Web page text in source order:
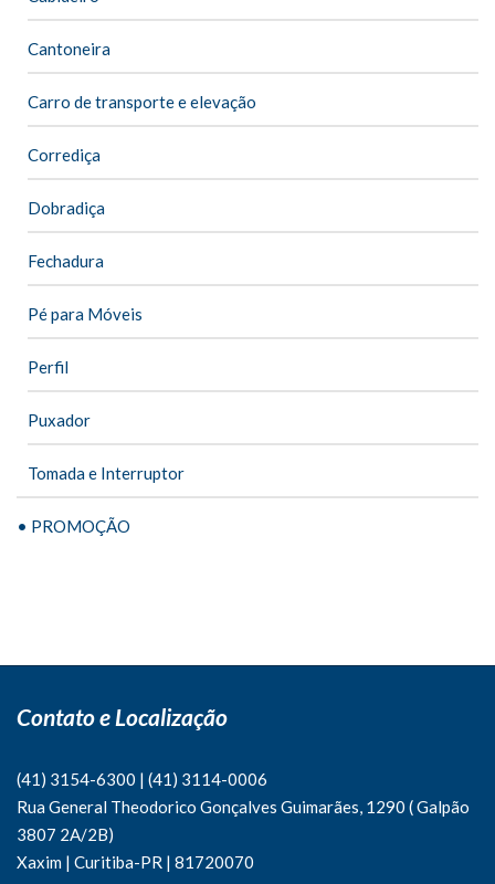
Cantoneira
Carro de transporte e elevação
Corrediça
Dobradiça
Fechadura
Pé para Móveis
Perfil
Puxador
Tomada e Interruptor
• PROMOÇÃO
Contato e Localização
(41) 3154-6300 | (41) 3114-0006
Rua General Theodorico Gonçalves Guimarães, 1290 ( Galpão
3807 2A/2B)
Xaxim | Curitiba-PR | 81720070